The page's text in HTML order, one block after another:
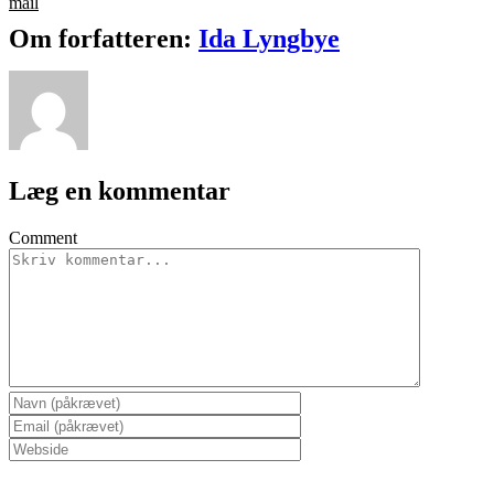
Om forfatteren: Ida Lyngbye
Læg en kommentar
Comment